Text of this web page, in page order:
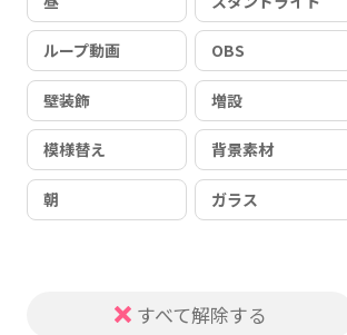
ループ動画 OBS
壁装飾 増設
模様替え 背景素材
朝 ガラス
すべて解除する